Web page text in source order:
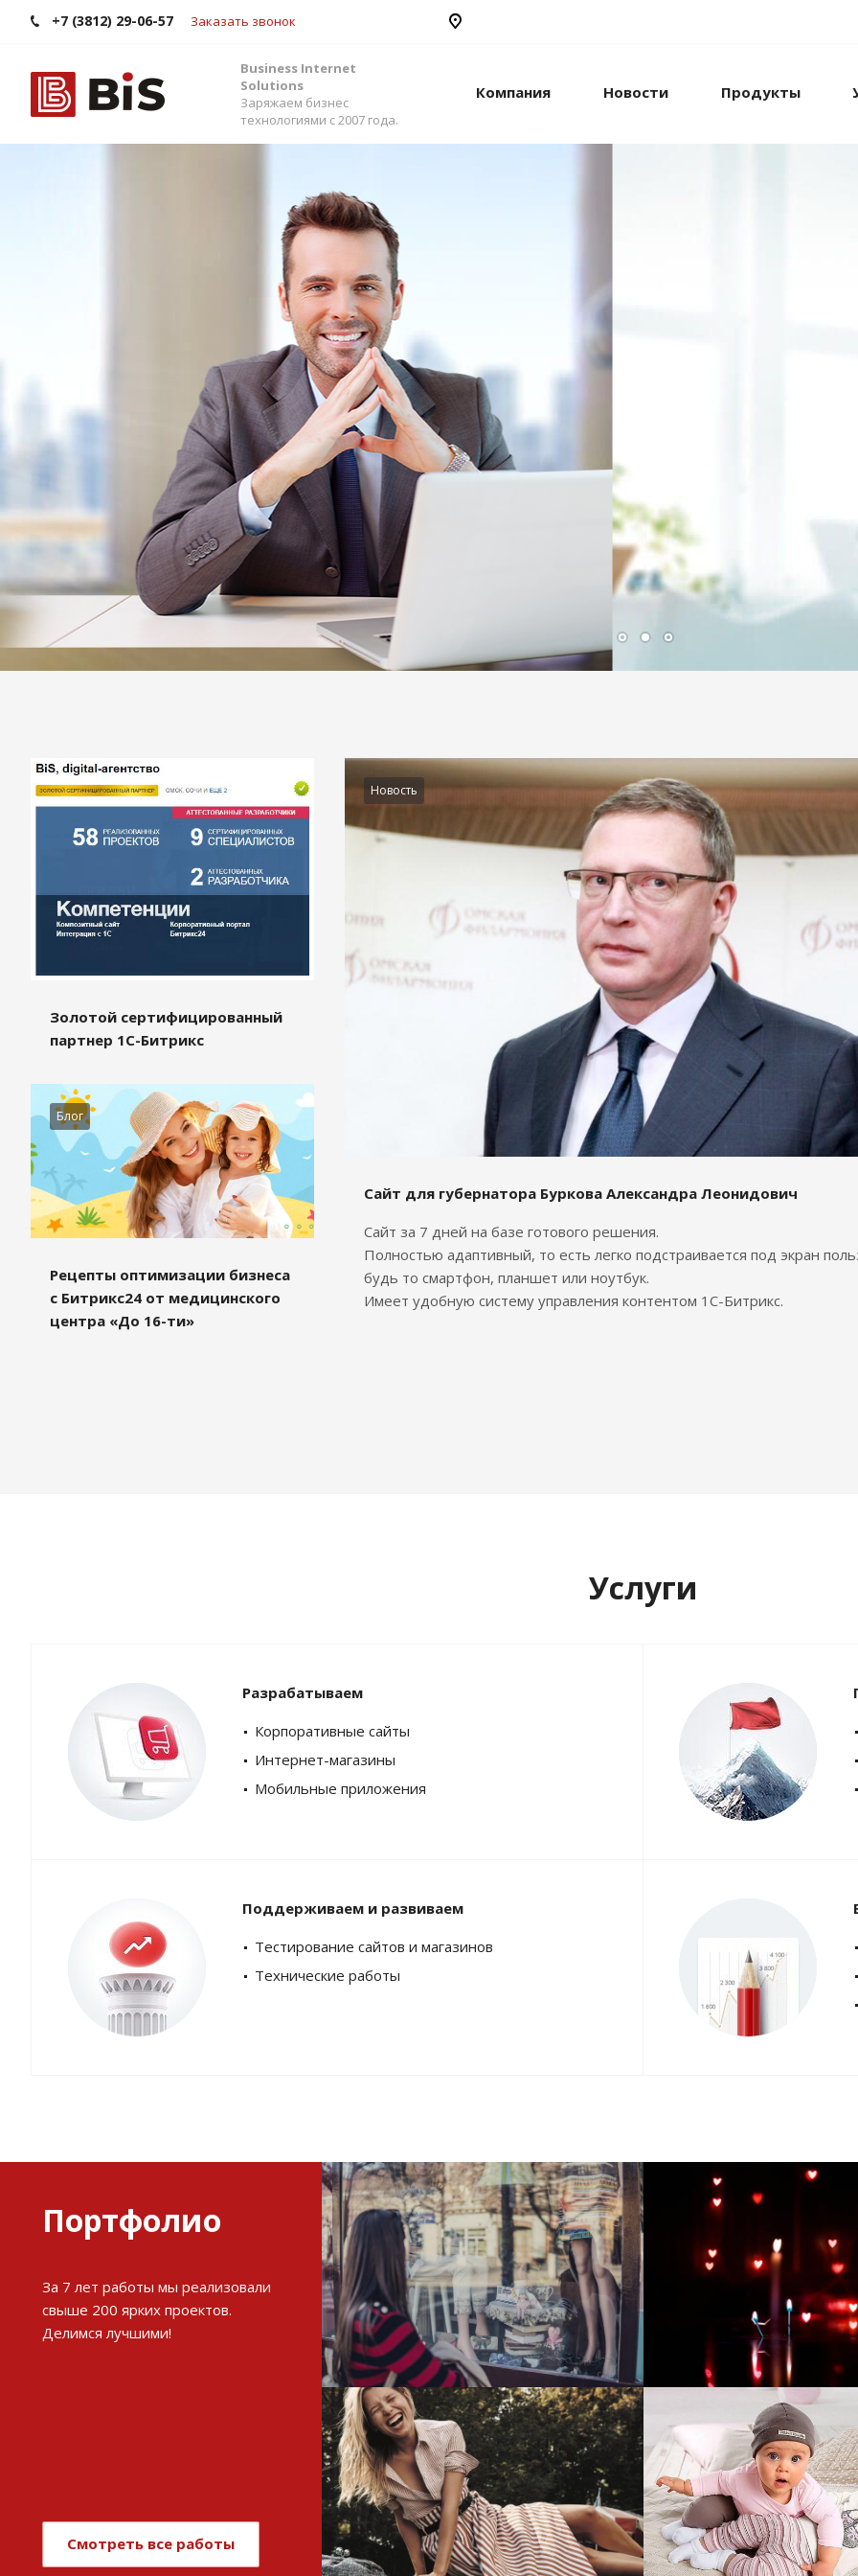
+7 (3812) 29-06-57 Заказать звонок
Business Internet
Solutions
Заряжаем бизнес
технологиями с 2007 года.
Компания Новости Продукты
Внедрение Битрикс24
Стройте работу в команде, управляйте продажами и компанией с
помощью одной из самых популярных CRM-систем.
Помогаем выбрать версию, настроить интеграцию с внешними
сервисами и автоматизировать бизнес-процессы.
Подробности
Золотой сертифицированный
партнер 1С-Битрикс
Блог
Рецепты оптимизации бизнеса
с Битрикс24 от медицинского
центра «До 16-ти»
Новость
Сайт для губернатора Буркова Александра Леонидович
Сайт за 7 дней на базе готового решения.
Полностью адаптивный, то есть легко подстраивается под экран
будь то смартфон, планшет или ноутбук.
Имеет удобную систему управления контентом 1С-Битрикс.
Услуги
Разрабатываем
Корпоративные сайты
Интернет-магазины
Мобильные приложения
Поддерживаем и развиваем
Тестирование сайтов и магазинов
Технические работы
Портфолио
За 7 лет работы мы реализовали
свыше 200 ярких проектов.
Делимся лучшими!
Смотреть все работы
Развитие и поддержка
интернет-витрины StepClub
Смотреть проект
Развитие
магазина "Всё
Смотреть проект
Имиджевый сайт для сети
магазинов Soho Project
Увеличили
интернет-
topdatop.ru на